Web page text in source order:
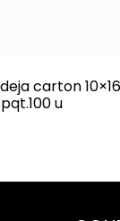
carton 10×16
u